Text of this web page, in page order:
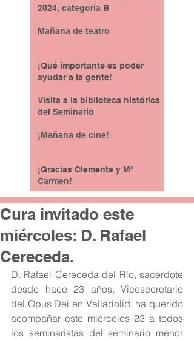
2024, categoría B
Mañana de teatro
¡Qué importante es poder
ayudar a la gente!
Visita a la biblioteca histórica
del Seminario
¡Mañana de cine!
¡Gracias Clemente y Mª
Carmen!
Cura invitado este
miércoles: D. Rafael
Cereceda.
D. Rafael Cereceda del Río, sacerdote
desde hace 23 años, Vicesecretario
del Opus Dei en Valladolid, ha querido
acompañar este miércoles 23 a todos
los seminaristas del seminario menor